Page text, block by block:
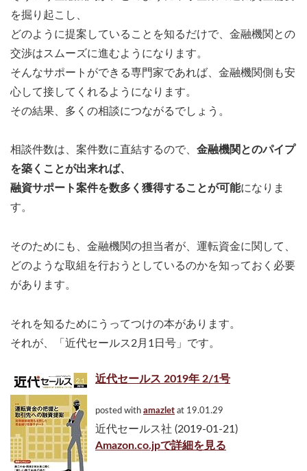
を掘り起こし、
どのように提案していることを知るだけで、金融機関との
交渉はスムーズに進むようになります。
そんなサポートができる専門家であれば、金融機関側も安
心して接してくれるようになります。
その結果、多くの相談につながるでしょう。
相談件数は、案件数に直結するので、 金融機関とのパイプ
を築くことが出来れば、
融資サポート案件を数多く獲得することが可能になりま
す。
そのためにも、金融機関の担当者が、運転資金に関して、
どのような取組を行おうとしているのかを知っておく必要
があります。
それを知るためにうってつけの本があります。
それが、「近代セールス2月1日号」です。
近代セールス 2019年 2/1号
posted with amazlet at 19.01.29
近代セールス社 (2019-01-21)
Amazon.co.jpで詳細を見る